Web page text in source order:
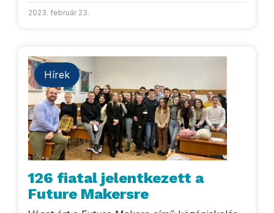
2023. február 23.
Hírek
126 fiatal jelentkezett a
Future Makersre